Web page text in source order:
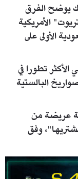
يوضح الفرق
الأمريكية
الأولى على
الروسية إن "إس-400" هي الأكثر تطورا في
البالستية
عريضة من
وفق